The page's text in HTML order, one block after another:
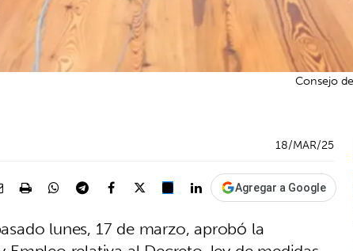
Consejo
18/MAR/25
Agregar a Google
lunes, 17 de marzo, aprobó la